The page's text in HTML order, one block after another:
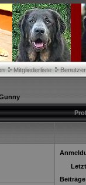
Mitgliederliste